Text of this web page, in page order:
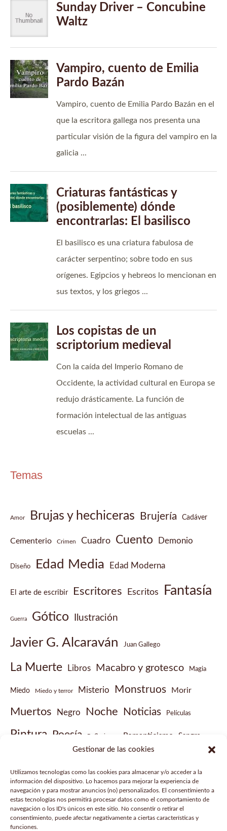
Gestionar de las cookies
Utilizamos tecnologías como las cookies para almacenar y/o acceder a la
información del dispositivo. Lo hacemos para mejorar la experiencia de
navegación y para mostrar anuncios (no) personalizados. El consentimiento a
estas tecnologías nos permitirá procesar datos como el comportamiento de
navegación o los ID's únicos en este sitio. No consentir o retirar el
consentimiento, puede afectar negativamente a ciertas características y
funciones.
Temas
Amor Brujas y hechiceras Brujería Cadáver
Cementerio Crimen Cuadro Cuento Demonio
Diseño Edad Media Edad Moderna
El arte de escribir Escritores Escritos Fantasía
Guerra Gótico Ilustración
Javier G. Alcaraván Juan Gallego
La Muerte Libros Macabro y grotesco Magia
Miedo Miedo y terror Misterio Monstruos Morir
Muertos Negro Noche Noticias Películas
Pintura Poesía Reflexiones Romanticismo Sangre
Vídeo musical